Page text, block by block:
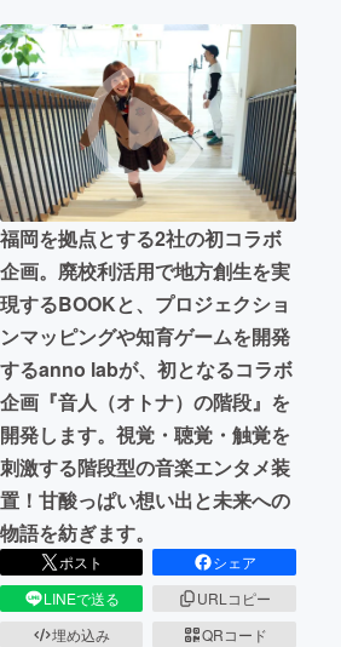
テクノロジー・ガジェット
映像・映画
ビジネス・起業
まちづくり・地域活性化
CAMPFIRE for Social Good
CAMPFIREふるさと納税machi-ya
福岡を拠点とする2社の初コラボ
企画。廃校利活用で地方創生を実
現するBOOKと、プロジェクショ
ンマッピングや知育ゲームを開発
するanno labが、初となるコラボ
企画『音人（オトナ）の階段』を
開発します。視覚・聴覚・触覚を
刺激する階段型の音楽エンタメ装
置！甘酸っぱい想い出と未来への
物語を紡ぎます。
ポスト
シェア
LINEで送る
URLコピー
埋め込み
QRコード